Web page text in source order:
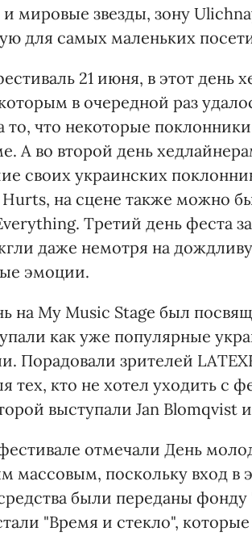
мировые звезды, зону
для самых маленьких
21 июня, в этот день
в очередной раз
то, что некоторые
А во второй день
своих украинских
на сцене также можно
Третий день феста
даже немотря на
эмоции.
на My Music Stage был
как уже популярные
Порадовали зрителей
тех, кто не хотел уходить с
выступали Jan Blomqvist
отмечали День
массовым, поскольку вход в
были переданы
"Время и стекло",